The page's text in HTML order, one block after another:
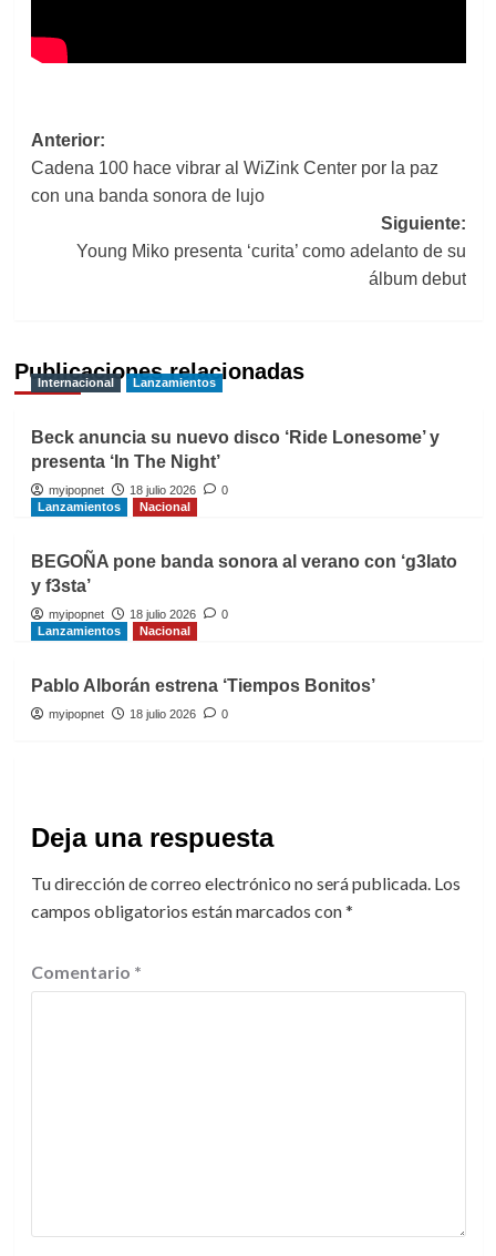
Navegación
de
Anterior:
Cadena 100 hace vibrar al WiZink Center por la paz
con una banda sonora de lujo
Siguiente:
Young Miko presenta ‘curita’ como adelanto de su
álbum debut
Publicaciones relacionadas
Internacional Lanzamientos
Beck anuncia su nuevo disco ‘Ride Lonesome’ y
presenta ‘In The Night’
myipopnet 18 julio 2026
0
Lanzamientos
Nacional
BEGOÑA pone banda sonora al verano con ‘g3lato
y f3sta’
myipopnet 18 julio 2026
0
Lanzamientos
Nacional
Pablo Alborán estrena ‘Tiempos Bonitos’
myipopnet 18 julio 2026 0
Deja una respuesta
Tu dirección de correo electrónico no será publicada. Los
campos obligatorios están marcados con*
Comentario *